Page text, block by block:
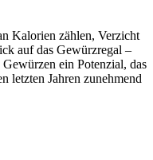
Kalorien zählen, Verzicht
auf das Gewürzregal –
ein Potenzial, das
letzten Jahren zunehmend